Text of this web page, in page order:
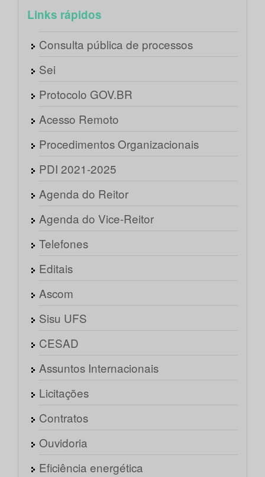
Links rápidos
Consulta pública de processos
Sei
Protocolo GOV.BR
Acesso Remoto
Procedimentos Organizacionais
PDI 2021-2025
Agenda do Reitor
Agenda do Vice-Reitor
Telefones
Editais
Ascom
Sisu UFS
CESAD
Assuntos Internacionais
Licitações
Contratos
Ouvidoria
Eficiência energética